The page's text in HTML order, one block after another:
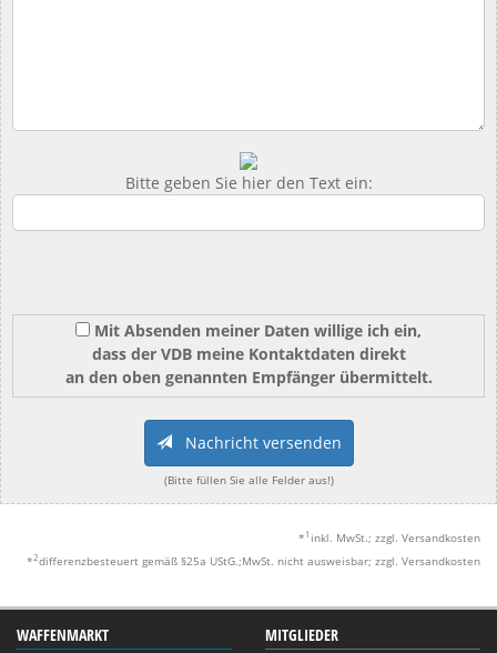
Bitte geben Sie hier den Text ein:
Mit Absenden meiner Daten willige ich ein,
dass der VDB meine Kontaktdaten direkt
an den oben genannten Empfänger übermittelt.
Nachricht versenden
(Bitte füllen Sie alle Felder aus!)
* 1 inkl. MwSt.; zzgl. Versandkosten
*2differenzbesteuert gemäß §25a UStG.;MwSt. nicht ausweisbar; zzgl. Versandkosten
WAFFENMARKT MITGLIEDER